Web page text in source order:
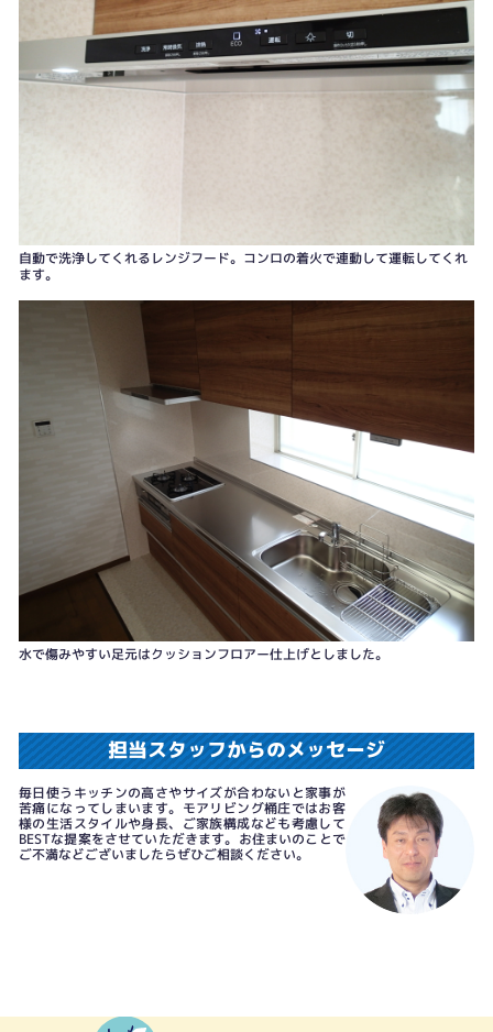
自動で洗浄してくれるレンジフード。コンロの着火で連動して運転してくれ
ます。
水で傷みやすい足元はクッションフロアー仕上げとしました。
担当スタッフからのメッセージ
毎日使うキッチンの高さやサイズが合わないと家事が
苦痛になってしまいます。モアリビング桶庄ではお客
様の生活スタイルや身長、ご家族構成なども考慮して
BESTな提案をさせていただきます。お住まいのことで
ご不満などございましたらぜひご相談ください。